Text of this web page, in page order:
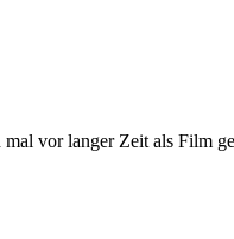
vor langer Zeit als Film